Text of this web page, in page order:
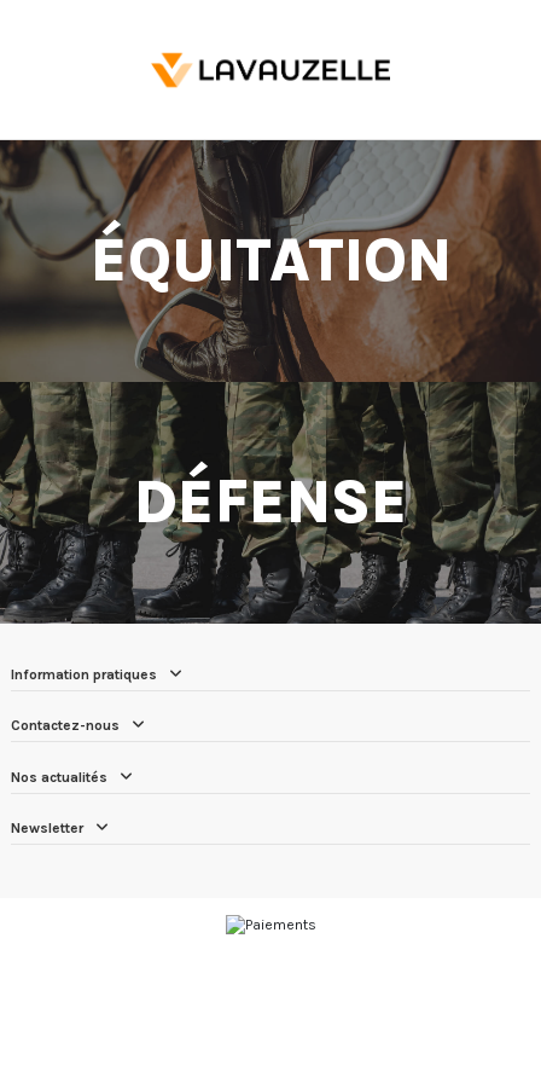
ÉQUITATION
DÉFENSE
Information pratiques
Contactez-nous
Nos actualités
Newsletter